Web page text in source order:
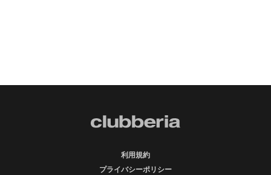
利用規約
プライバシーポリシー